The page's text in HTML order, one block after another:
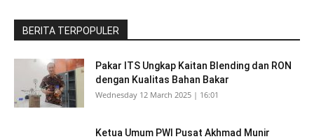
BERITA TERPOPULER
Pakar ITS Ungkap Kaitan Blending dan RON
dengan Kualitas Bahan Bakar
Wednesday 12 March 2025 | 16:01
Ketua Umum PWI Pusat Akhmad Munir